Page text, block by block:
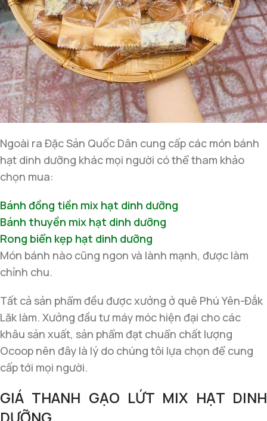
Ngoài ra Đặc Sản Quốc Dân cung cấp các món bánh
hạt dinh dưỡng khác mọi người có thể tham khảo
chọn mua:
Bánh đồng tiền mix hạt dinh dưỡng
Bánh thuyền mix hạt dinh dưỡng
Rong biển kẹp hạt dinh dưỡng
Món bánh nào cũng ngon và lành mạnh, được làm
chỉnh chu.
Tất cả sản phẩm đều được xưởng ở quê Phú Yên-Đắk
Lăk làm. Xưởng đầu tư máy móc hiện đại cho các
khâu sản xuất, sản phẩm đạt chuẩn chất lượng
Ocoop nên đây là lý do chúng tôi lựa chọn để cung
cấp tới mọi người.
GIÁ THANH GẠO LỨT MIX HẠT DINH